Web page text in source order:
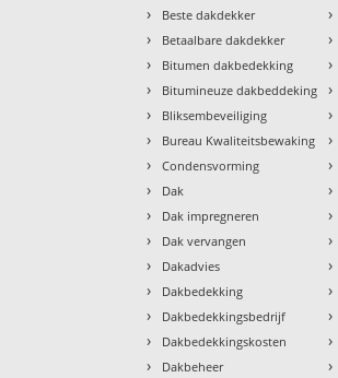
› Beste dakdekker
› Betaalbare dakdekker
› Bitumen dakbedekking
› Bitumineuze dakbeddeking
› Bliksembeveiliging
› Bureau Kwaliteitsbewaking
› Condensvorming
› Dak
› Dak impregneren
› Dak vervangen
› Dakadvies
› Dakbedekking
› Dakbedekkingsbedrijf
› Dakbedekkingskosten
› Dakbeheer
›
›
›
›
›
›
›
›
›
›
›
›
›
›
›